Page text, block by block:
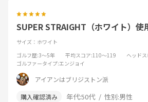
SUPER STRAIGHT（ホワイト）使
サイズ：ホワイト
ゴルフ歴:3～5年 平均スコア:110～119 ヘッド
ゴルファータイプ:エンジョイ
アイアンはブリジストン派
年代:50代 性別:男性